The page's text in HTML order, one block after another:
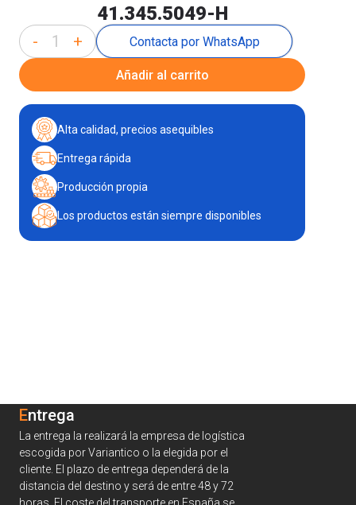
41.345.5049-H
- + Contacta por WhatsApp
Añadir al carrito
Alta calidad, precios asequibles
Entrega rápida
Producción propia
Los productos están siempre disponibles
Entrega
La entrega la realizará la empresa de logística
escogida por Variantico o la elegida por el
cliente. El plazo de entrega dependerá de la
distancia del destino y será de entre 48 y 72